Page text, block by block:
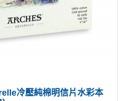
冷壓純棉明信片水彩本